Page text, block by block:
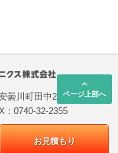
keyboard_arrow_up
ページ上部へ
曇川町田中2668
0740-32-2355
お見積もり